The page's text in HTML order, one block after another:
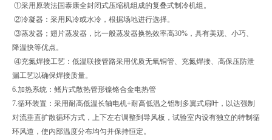
①采用原装法国泰康全封闭式压缩机组成的复叠式制冷机组。
②冷凝器：采用风冷或水冷，根据场地进行选择。
③蒸发器；翅片蒸发器，比一般蒸发器换热效率高30%，具有美观、小巧、
降温快等优点。
④充氮焊接工艺：低温联接管路采用优质无氧铜管、充氮焊接、高保压防泄
漏工艺以确保焊接质量。
6.加热系统：鳍片式散热管形镍铬合金电热管
7.循环装置：采用耐高低温长轴电机+耐高低温之铝制多翼式扇叶，以达强制
对流垂直扩散循环方式，上下左右调整到导风板，试验室内设有独立的特制循
环风道，使内部温度分布均匀并保持恒定。